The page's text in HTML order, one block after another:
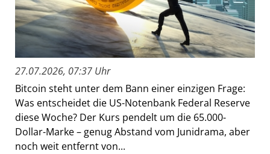
27.07.2026, 07:37 Uhr
Bitcoin steht unter dem Bann einer einzigen Frage:
Was entscheidet die US-Notenbank Federal Reserve
diese Woche? Der Kurs pendelt um die 65.000-
Dollar-Marke – genug Abstand vom Junidrama, aber
noch weit entfernt von...